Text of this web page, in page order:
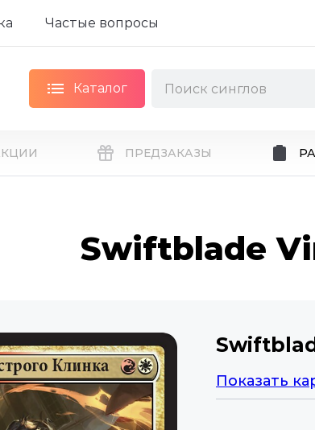
Частые вопросы
Каталог
ПРЕДЗАКАЗЫ
Swiftblade
Показать